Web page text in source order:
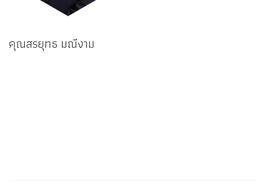
คุณสรยุทธ มณีงาม